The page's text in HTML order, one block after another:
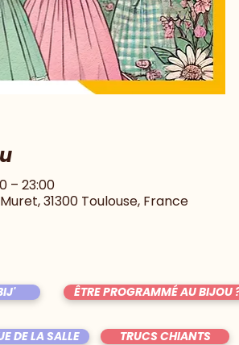
– 23:00
Muret, 31300 Toulouse, France
ÊTRE PROGRAMMÉ AU BIJOU
DE LA SALLE TRUCS CHIANTS